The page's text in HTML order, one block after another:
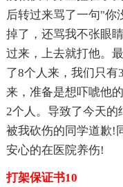
后转过来骂了一句"你
掉了，还骂我不张眼
过来，上去就打他。
了8个人来，我们只有
来，准备是想吓唬他
2个人。导致了今天的
被我砍伤的同学道歉!
安心的在医院养伤!
打架保证书10